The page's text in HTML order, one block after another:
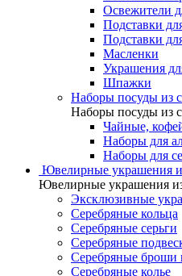
Освежители
Подставки
Подставки
Масленки
Украшения
Шпажки
Наборы посуды из
Наборы посуды из
Чайные,
Наборы для
Наборы для
Ювелирные украшения
Ювелирные украшения из
Эксклюзивные
Серебряные кольца
Серебряные серьги
Серебряные
Серебряные броши
Серебряные колье